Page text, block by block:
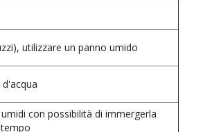
utilizzare un panno umido
con possibilità di immergerla